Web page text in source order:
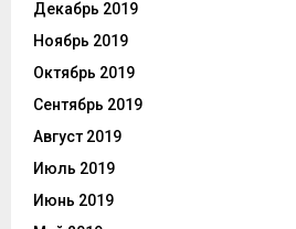
Декабрь 2019
Ноябрь 2019
Октябрь 2019
Сентябрь 2019
Август 2019
Июль 2019
Июнь 2019